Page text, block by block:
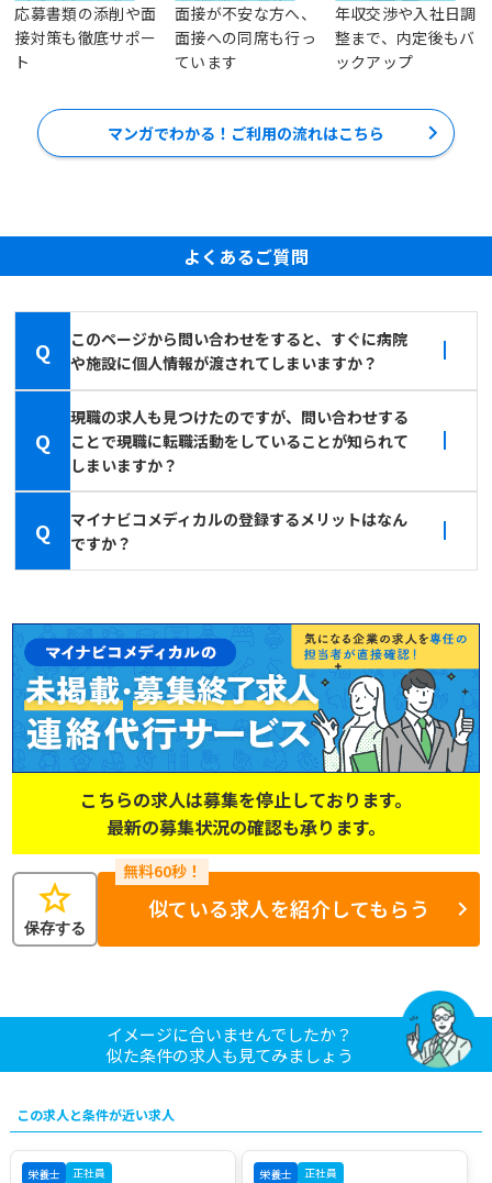
応募書類の添削や面
接対策も徹底サポー
ト
面接が不安な方へ、
面接への同席も行っ
ています
年収交渉や入社日調
整まで、内定後もバ
ックアップ
マンガでわかる！ご利用の流れはこちら
よくあるご質問
Q
このページから問い合わせをすると、すぐに病院
や施設に個人情報が渡されてしまいますか？
Q
現職の求人も見つけたのですが、問い合わせする
ことで現職に転職活動をしていることが知られて
しまいますか？
Q
マイナビコメディカルの登録するメリットはなん
ですか？
こちらの求人は募集を停止しております。
最新の募集状況の確認も承ります。
star
保存する
似ている求人を紹介してもらう
イメージに合いませんでしたか？
似た条件の求人も見てみましょう
この求人と条件が近い求人
栄養士 正社員 栄養士 正社員